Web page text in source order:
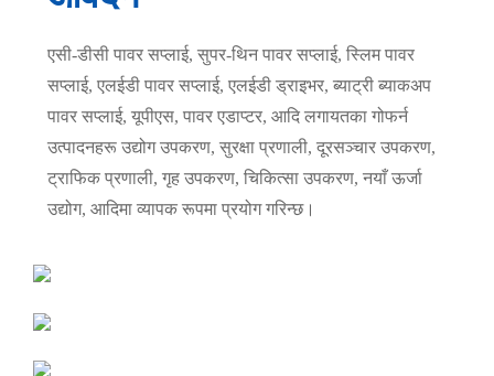
एसी-डीसी पावर सप्लाई, सुपर-थिन पावर सप्लाई, स्लिम पावर
सप्लाई, एलईडी पावर सप्लाई, एलईडी ड्राइभर, ब्याट्री ब्याकअप
पावर सप्लाई, यूपीएस, पावर एडाप्टर, आदि लगायतका गोफर्न
उत्पादनहरू उद्योग उपकरण, सुरक्षा प्रणाली, दूरसञ्चार उपकरण,
ट्राफिक प्रणाली, गृह उपकरण, चिकित्सा उपकरण, नयाँ ऊर्जा
उद्योग, आदिमा व्यापक रूपमा प्रयोग गरिन्छ।